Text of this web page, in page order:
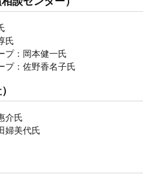
氏
プ：岡本健一氏
プ：佐野香名子氏
介氏
婦美代氏